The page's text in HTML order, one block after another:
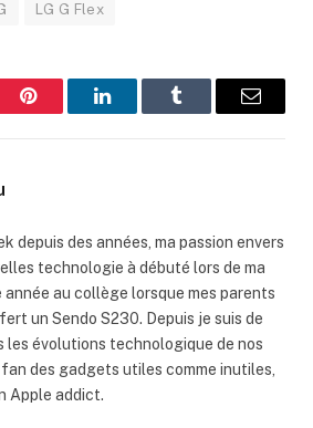
LG G Flex
Pinterest LinkedInTumblr Email
depuis des années, ma passion envers
technologie à débuté lors de ma
année au collège lorsque mes parents
un Sendo S230. Depuis je suis de
les évolutions technologique de nos
des gadgets utiles comme inutiles,
Apple addict.